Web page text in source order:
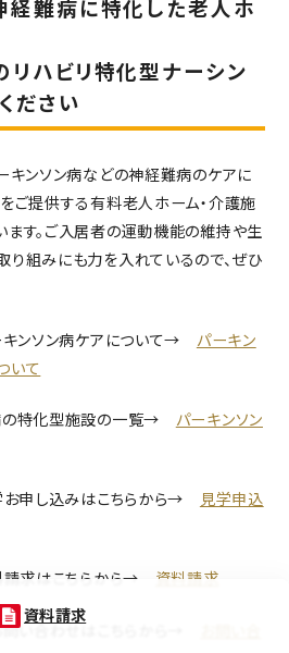
資料請求
資料請求（無料）
相談・空室確認など
経難病に特化した老人ホ
リハビリ特化型ナーシン
ださい
キンソン病などの神経難病のケアに
ご提供する有料老人ホーム・介護施
す。ご入居者の運動機能の維持や生
り組みにも力を入れているので、ぜひ
キンソン病ケアについて→ パーキン
いて
の特化型施設の一覧→ パーキンソン
お申し込みはこちらから→
見学申込
請求はこちらから→ 資料請求
お問い合わせはこちらから→